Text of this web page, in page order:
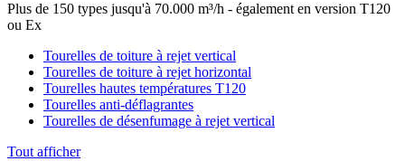
Plus de 150 types jusqu'à 70.000 m³/h - également en version T120
ou Ex
Tourelles de toiture à rejet vertical
Tourelles de toiture à rejet horizontal
Tourelles hautes températures T120
Tourelles anti-déflagrantes
Tourelles de désenfumage à rejet vertical
Tout afficher